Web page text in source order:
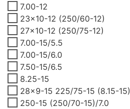
7.00-12
23x10-12 (250/60-12)
27x10-12 (250/75-12)
7.00-15/5.5
7.00-15/6.0
7.50-15/6.5
8.25-15
28x9-15 225/75-15 (8.15-15)
250-15 (250/70-15)/7.0